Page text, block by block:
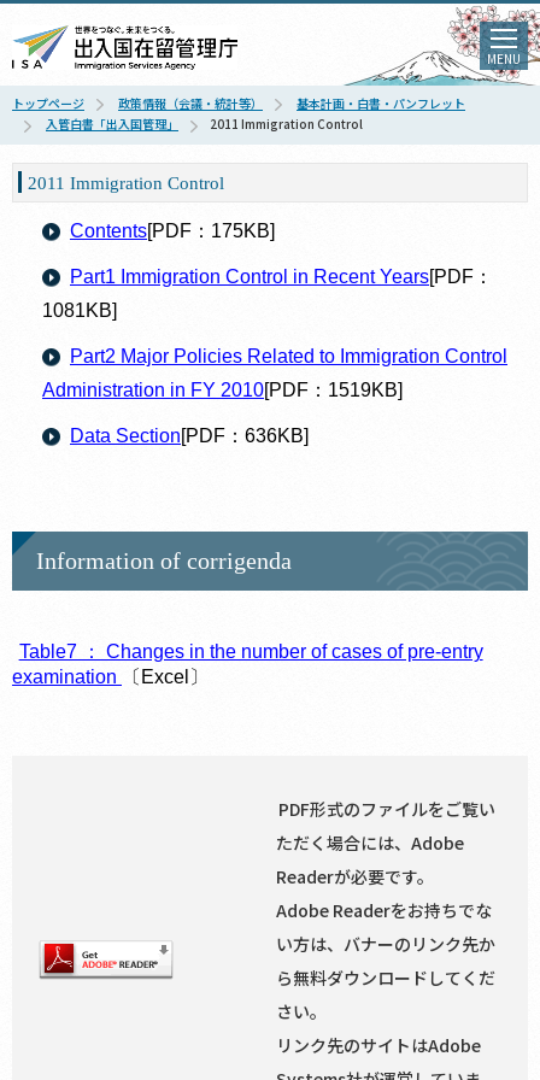
MENU
トップページ 政策情報（会議・統計等）
基本計画・白書・パンフレット
入管白書「出入国管理」
2011 Immigration Control
2011 Immigration Control
Contents[PDF：175KB]
Part1 Immigration Control in Recent Years[PDF：
1081KB]
Part2 Major Policies Related to Immigration Control
Administration in FY 2010[PDF：1519KB]
Data Section[PDF：636KB]
Information of corrigenda
Table7 ： Changes in the number of cases of pre-entry
examination
〔Excel〕
PDF形式のファイルをご覧い
ただく場合には、Adobe
Readerが必要です。
Adobe Readerをお持ちでな
い方は、バナーのリンク先か
ら無料ダウンロードしてくだ
さい。
リンク先のサイトはAdobe